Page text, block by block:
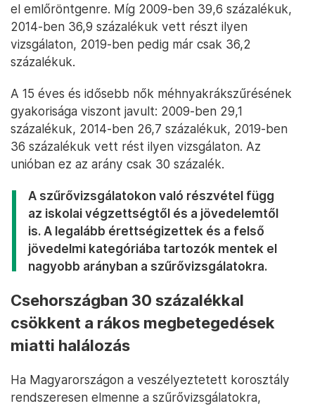
el emlőröntgenre. Míg 2009-ben 39,6 százalékuk,
2014-ben 36,9 százalékuk vett részt ilyen
vizsgálaton, 2019-ben pedig már csak 36,2
százalékuk.
A 15 éves és idősebb nők méhnyakrákszűrésének
gyakorisága viszont javult: 2009-ben 29,1
százalékuk, 2014-ben 26,7 százalékuk, 2019-ben
36 százalékuk vett rést ilyen vizsgálaton. Az
unióban ez az arány csak 30 százalék.
A szűrővizsgálatokon való részvétel függ
az iskolai végzettségtől és a jövedelemtől
is. A legalább érettségizettek és a felső
jövedelmi kategóriába tartozók mentek el
nagyobb arányban a szűrővizsgálatokra.
Csehországban 30 százalékkal
csökkent a rákos megbetegedések
miatti halálozás
Ha Magyarországon a veszélyeztetett korosztály
rendszeresen elmenne a szűrővizsgálatokra,